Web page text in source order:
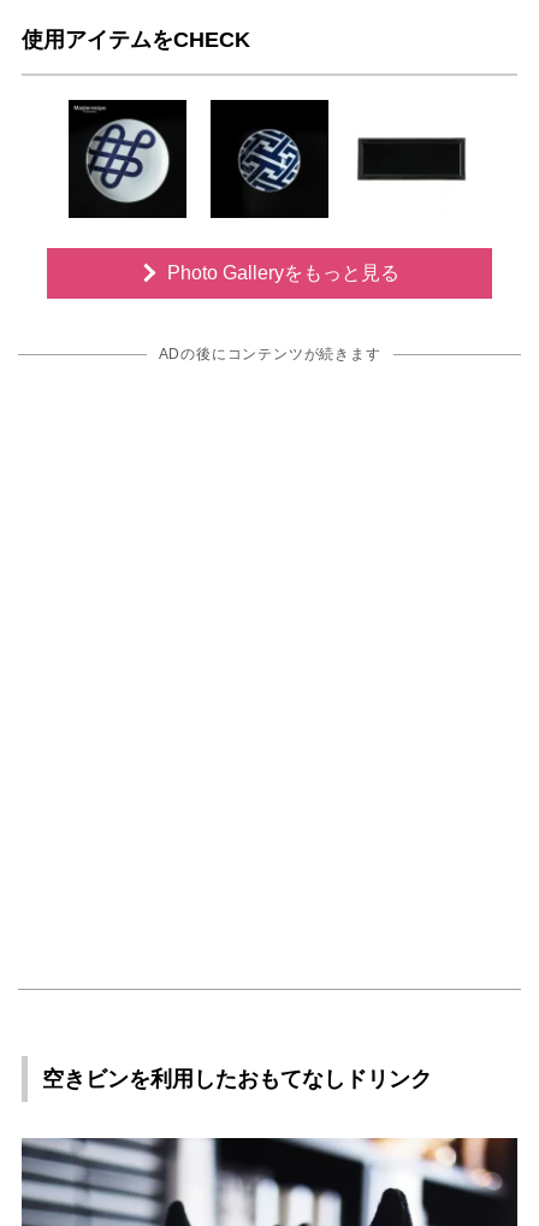
使用アイテムをCHECK
Photo Galleryをもっと見る
ADの後にコンテンツが続きます
空きビンを利用したおもてなしドリンク